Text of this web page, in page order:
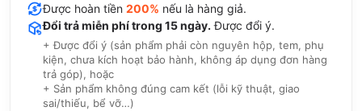
Được hoàn tiền 200% nếu là hàng giả.
Đổi trả miễn phí trong 15 ngày. Được đổi ý.
+ Được đổi ý (sản phẩm phải còn nguyên hộp, tem, phụ
kiện, chưa kích hoạt bảo hành, không áp dụng đơn hàng
trả góp), hoặc
+ Sản phẩm không đúng cam kết (lỗi kỹ thuật, giao
sai/thiếu, bể vỡ…)